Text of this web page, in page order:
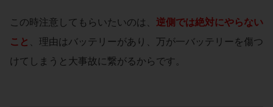
この時注意してもらいたいのは、 逆側では絶対にやらない
こと
、理由はバッテリーがあり、万が一バッテリーを傷つ
けてしまうと大事故に繋がるからです。